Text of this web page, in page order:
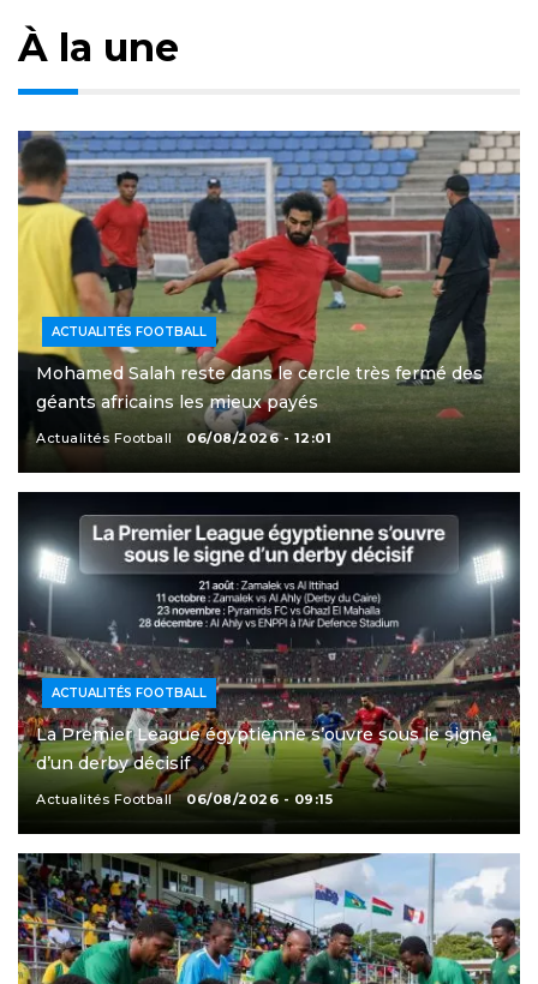
À la une
ACTUALITÉS FOOTBALL
Mohamed Salah reste dans le cercle très fermé des
géants africains les mieux payés
Actualités Football 06/08/2026 - 12:01
ACTUALITÉS FOOTBALL
La Premier League égyptienne s’ouvre sous le signe
d’un derby décisif
Actualités Football 06/08/2026 - 09:15